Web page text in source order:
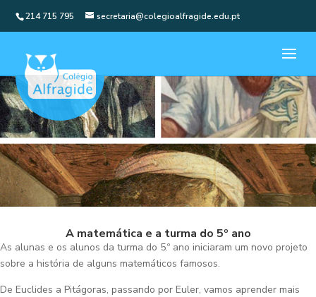
214 715 795 secretaria@colegioalfragide.edu.pt
A matemática e a turma do 5º ano
As alunas e os alunos da turma do 5.º ano iniciaram um novo projeto
sobre a história de alguns matemáticos famosos.
De Euclides a Pitágoras, passando por Euler, vamos aprender mais